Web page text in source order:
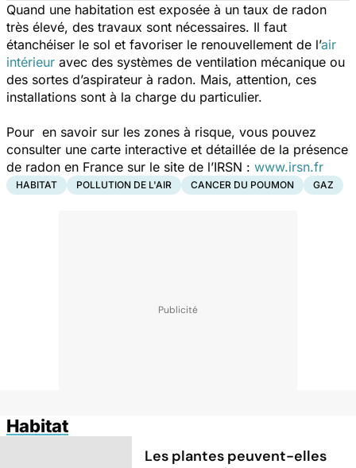
Quand une habitation est exposée à un taux de radon
très élevé, des travaux sont nécessaires. Il faut
étanchéiser le sol et favoriser le renouvellement de l’air
intérieur avec des systèmes de ventilation mécanique ou
des sortes d’aspirateur à radon. Mais, attention, ces
installations sont à la charge du particulier.
Pour en savoir sur les zones à risque, vous pouvez
consulter une carte interactive et détaillée de la présence
de radon en France sur le site de l’IRSN : www.irsn.fr
HABITAT POLLUTION DE L'AIR CANCER DU POUMON GAZ
Habitat
Les plantes peuvent-elles